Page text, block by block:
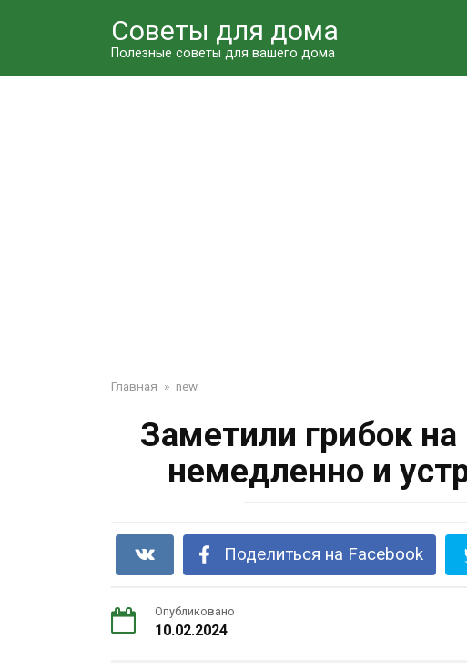
Советы для дома
Полезные советы для вашего дома
Главная » new
Заметили грибок на
немедленно и
Поделиться на Facebook
Опубликовано
10.02.2024